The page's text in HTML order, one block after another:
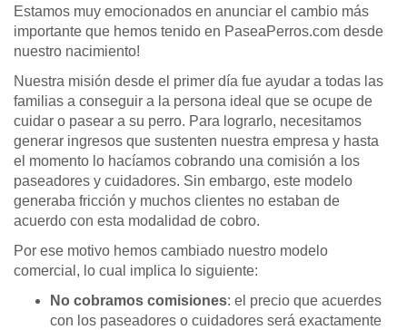
Estamos muy emocionados en anunciar el cambio más
importante que hemos tenido en PaseaPerros.com desde
nuestro nacimiento!
Nuestra misión desde el primer día fue ayudar a todas las
familias a conseguir a la persona ideal que se ocupe de
cuidar o pasear a su perro. Para lograrlo, necesitamos
generar ingresos que sustenten nuestra empresa y hasta
el momento lo hacíamos cobrando una comisión a los
paseadores y cuidadores. Sin embargo, este modelo
generaba fricción y muchos clientes no estaban de
acuerdo con esta modalidad de cobro.
Por ese motivo hemos cambiado nuestro modelo
comercial, lo cual implica lo siguiente:
No cobramos comisiones: el precio que acuerdes
con los paseadores o cuidadores será exactamente